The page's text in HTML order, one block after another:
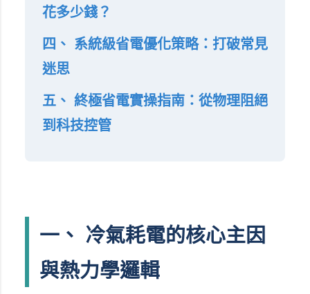
花多少錢？
四、 系統級省電優化策略：打破常見
迷思
五、 終極省電實操指南：從物理阻絕
到科技控管
一、 冷氣耗電的核心主因
與熱力學邏輯